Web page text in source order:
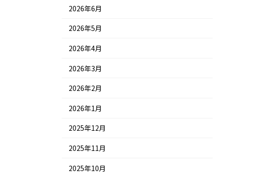
2026年6月
2026年5月
2026年4月
2026年3月
2026年2月
2026年1月
2025年12月
2025年11月
2025年10月